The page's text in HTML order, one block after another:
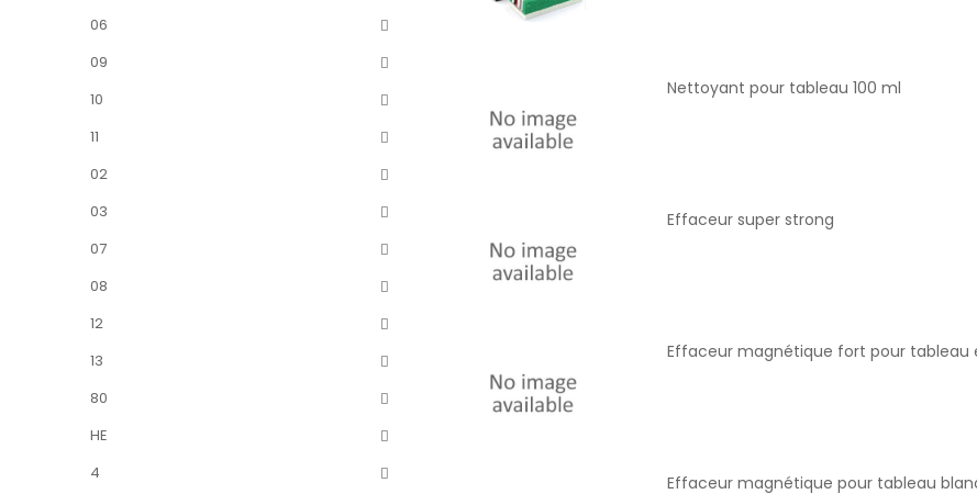
06
09
10
11
02
03
07
08
12
13
80
HE
4
Nettoyant pour tableau 100 ml
Effaceur super strong
Effaceur magnétique fort pour tableau
Effaceur magnétique pour tableau